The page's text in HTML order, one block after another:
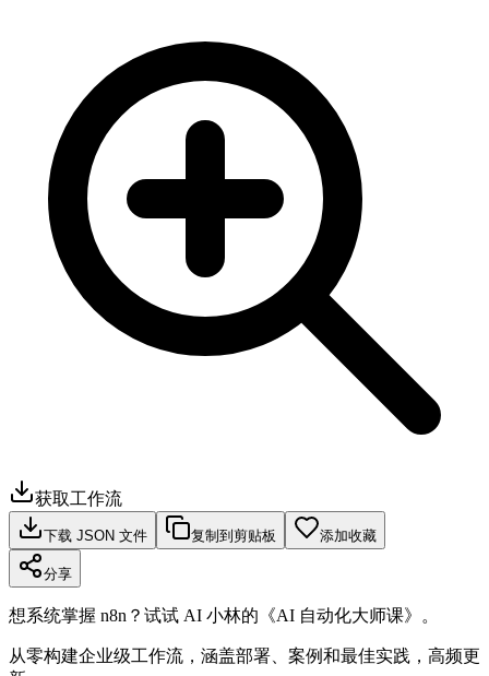
获取工作流
下载 JSON 文件 复制到剪贴板 添加收藏
分享
想系统掌握 n8n？试试 AI 小林的《AI 自动化大师课》。
从零构建企业级工作流，涵盖部署、案例和最佳实践，高频更